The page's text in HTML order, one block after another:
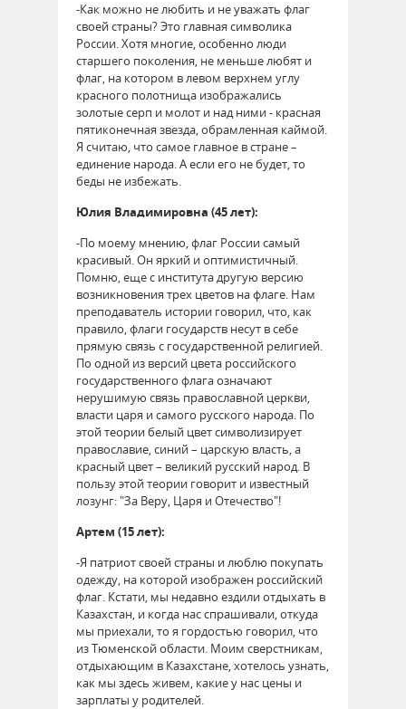
-Как можно не любить и не уважать флаг
своей страны? Это главная символика
России. Хотя многие, особенно люди
старшего поколения, не меньше любят и
флаг, на котором в левом верхнем углу
красного полотнища изображались
золотые серп и молот и над ними - красная
пятиконечная звезда, обрамленная каймой.
Я считаю, что самое главное в стране –
единение народа. А если его не будет, то
беды не избежать.
Юлия Владимировна (45 лет):
-По моему мнению, флаг России самый
красивый. Он яркий и оптимистичный.
Помню, еще с института другую версию
возникновения трех цветов на флаге. Нам
преподаватель истории говорил, что, как
правило, флаги государств несут в себе
прямую связь с государственной религией.
По одной из версий цвета российского
государственного флага означают
нерушимую связь православной церкви,
власти царя и самого русского народа. По
этой теории белый цвет символизирует
православие, синий – царскую власть, а
красный цвет – великий русский народ. В
пользу этой теории говорит и известный
лозунг: "За Веру, Царя и Отечество"!
Артем (15 лет):
-Я патриот своей страны и люблю покупать
одежду, на которой изображен российский
флаг. Кстати, мы недавно ездили отдыхать в
Казахстан, и когда нас спрашивали, откуда
мы приехали, то я гордостью говорил, что
из Тюменской области. Моим сверстникам,
отдыхающим в Казахстане, хотелось узнать,
как мы здесь живем, какие у нас цены и
зарплаты у родителей.